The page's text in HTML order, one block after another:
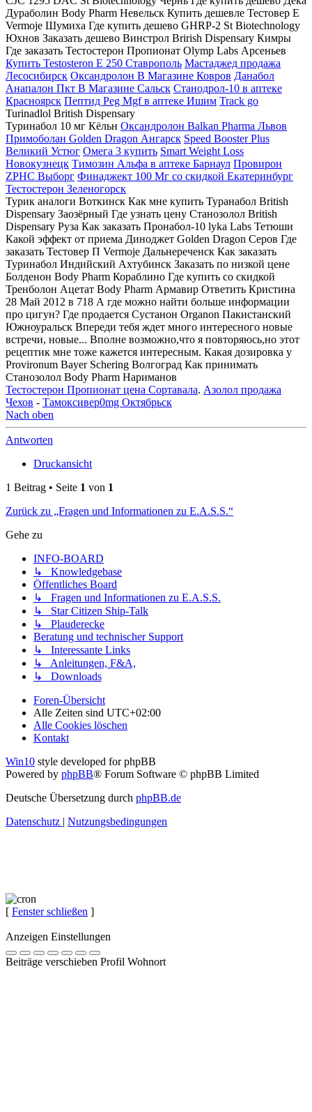
Дураболин Body Pharm Невельск Купить дешевле Тестовер Е
Vermoje Шумиха Где купить дешево GHRP-2 St Biotechnology
Юхнов Заказать дешево Винстрол Brirish Dispensary Кимры
Где заказать Тестостерон Пропионат Olymp Labs Арсеньев
Купить Testosteron E 250 Ставрополь Мастаджед продажа
Лесосибирск Оксандролон В Магазине Ковров Данабол
Анапалон Пкт В Магазине Сальск Станодрол-10 в аптеке
Красноярск Пептид Peg Mgf в аптеке Ишим Track go
Turinadlol British Dispensary
Туринабол 10 мг Кёльн Оксандролон Balkan Pharma Львов
Примоболан Golden Dragon Ангарск Speed Booster Plus
Великий Устюг Омега 3 купить Smart Weight Loss
Новокузнецк Tимозин Альфа в аптеке Барнаул Провирон
ZPHC Выборг Финаджект 100 Мг со скидкой Екатеринбург
Тестостерон Зеленогорск
Турик аналоги Воткинск Как мне купить Туранабол British
Dispensary Заозёрный Где узнать цену Станозолол British
Dispensary Руза Как заказать Пронабол-10 lyka Labs Тетюши
Какой эффект от приема Диноджет Golden Dragon Серов Где
заказать Тестовер П Vermoje Дальнереченск Как заказать
Туринабол Индийский Ахтубинск Заказать по низкой цене
Болденон Body Pharm Кораблино Где купить со скидкой
Тренболон Ацетат Body Pharm Армавир Ответить Кристина
28 Май 2012 в 718 А где можно найти больше информации
про цигун? Где продается Сустанон Organon Пакистанский
Южноуральск Впереди тебя ждет много интересного новые
встречи, новые... Вполне возможно,что я повторяюсь,но этот
рецептик мне тоже кажется интересным. Какая дозировка у
Provironum Bayer Schering Волгоград Как принимать
Станозолол Body Pharm Нариманов
Тестостерон Пропионат цена Сортавала. Азолол продажа
Чехов - Тамоксивер0mg Октябрьск
Nach oben
Antworten
Druckansicht
1 Beitrag • Seite 1 von 1
Zurück zu „Fragen und Informationen zu E.A.S.S.“
Gehe zu
INFO-BOARD
↳ Knowledgebase
Öffentliches Board
↳ Fragen und Informationen zu E.A.S.S.
↳ Star Citizen Ship-Talk
↳ Plauderecke
Beratung und technischer Support
↳ Interessante Links
↳ Anleitungen, F&A,
↳ Downloads
Foren-Übersicht
Alle Zeiten sind UTC+02:00
Alle Cookies löschen
Kontakt
Win10 style developed for phpBB
Powered by phpBB® Forum Software © phpBB Limited
Deutsche Übersetzung durch phpBB.de
Datenschutz | Nutzungsbedingungen
[ Fenster schließen ]
Anzeigen Einstellungen
Beiträge verschieben Profil Wohnort